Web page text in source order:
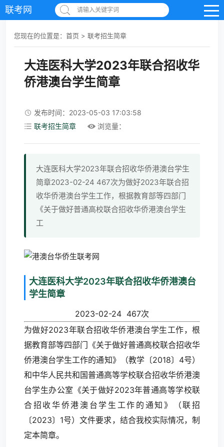
联考网 请输入关键字词
您现在的位置是： 首页 > 联考招生简章
大连医科大学2023年联合招收华
侨港澳台学生简章
发布时间：2023-05-03 17:03:58
联考招生简章
浏览量：
大连医科大学2023年联合招收华侨港澳台学生
简章2023-02-24 467次为做好2023年联合招
收华侨港澳台学生工作，根据教育部等四部门
《关于做好普通高校联合招收华侨港澳台学生
工
大连医科大学2023年联合招收华侨港澳台
学生简章
2023-02-24 467次
为做好2023年联合招收华侨港澳台学生工作，根
据教育部等四部门《关于做好普通高校联合招收华
侨港澳台学生工作的通知》（教学〔2018〕4号）
和中华人民共和国普通高等学校联合招收华侨港澳
台学生办公室《关于做好2023年普通高等学校联
合招收华侨港澳台学生工作的通知》（联招
〔2023〕1号）文件要求，结合我校实际情况，制
定本简章。